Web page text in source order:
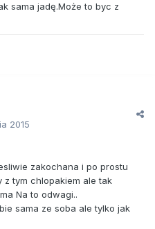
sama jadę.Może to byc z
2015
zakochana i po prostu
z tym chlopakiem ale tak
Na to odwagi..
sama ze soba ale tylko jak